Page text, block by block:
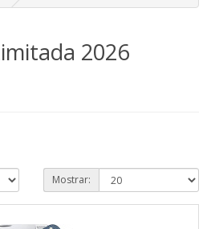
2026
Mostrar: